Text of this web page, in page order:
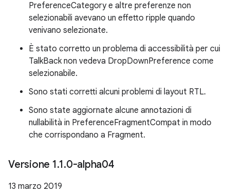
PreferenceCategory e altre preferenze non
selezionabili avevano un effetto ripple quando
venivano selezionate.
È stato corretto un problema di accessibilità per cui
TalkBack non vedeva DropDownPreference come
selezionabile.
Sono stati corretti alcuni problemi di layout RTL.
Sono state aggiornate alcune annotazioni di
nullabilità in PreferenceFragmentCompat in modo
che corrispondano a Fragment.
Versione 1.1.0-alpha04
13 marzo 2019